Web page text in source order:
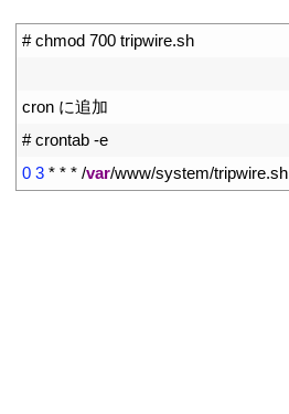
# chmod 700 tripwire.sh
cron に追加
# crontab -e
0 3 * * * /var/www/system/tripwire.sh